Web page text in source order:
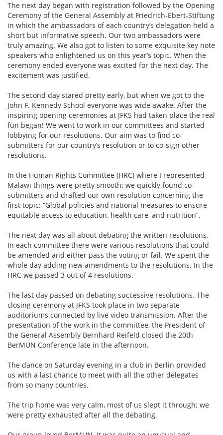
The next day began with registration followed by the Opening
Ceremony of the General Assembly at Friedrich-Ebert-Stiftung
in which the ambassadors of each country’s delegation held a
short but informative speech. Our two ambassadors were
truly amazing. We also got to listen to some exquisite key note
speakers who enlightened us on this year’s topic. When the
ceremony ended everyone was excited for the next day. The
excitement was justified.
The second day stared pretty early, but when we got to the
John F. Kennedy School everyone was wide awake. After the
inspiring opening ceremonies at JFKS had taken place the real
fun began! We went to work in our committees and started
lobbying for our resolutions. Our aim was to find co-
submitters for our country’s resolution or to co-sign other
resolutions.
In the Human Rights Committee (HRC) where I represented
Malawi things were pretty smooth: we quickly found co-
submitters and drafted our own resolution concerning the
first topic: “Global policies and national measures to ensure
equitable access to education, health care, and nutrition”.
The next day was all about debating the written resolutions.
In each committee there were various resolutions that could
be amended and either pass the voting or fail. We spent the
whole day adding new amendments to the resolutions. In the
HRC we passed 3 out of 4 resolutions.
The last day passed on debating successive resolutions. The
closing ceremony at JFKS took place in two separate
auditoriums connected by live video transmission. After the
presentation of the work in the committee, the President of
the General Assembly Bernhard Reifeld closed the 20th
BerMUN Conference late in the afternoon.
The dance on Saturday evening in a club in Berlin provided
us with a last chance to meet with all the other delegates
from so many countries.
The trip home was very calm, most of us slept it through; we
were pretty exhausted after all the debating.